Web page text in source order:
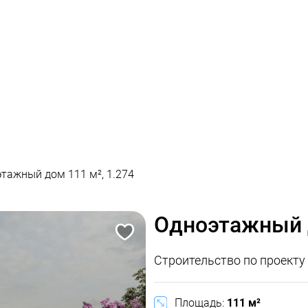
дом 111 м², 1.274
Одноэтажный
Строительство по
Площадь: 111 м²